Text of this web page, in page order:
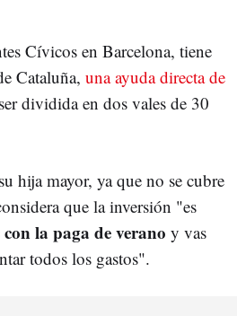
Cívicos en Barcelona, tiene
Cataluña, una ayuda directa de
dividida en dos vales de 30
hija mayor, ya que no se cubre
que la inversión "es
la paga de verano y vas
todos los gastos".